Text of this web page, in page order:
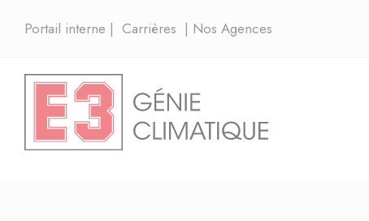
Portail interne | Carrières | Nos Agences